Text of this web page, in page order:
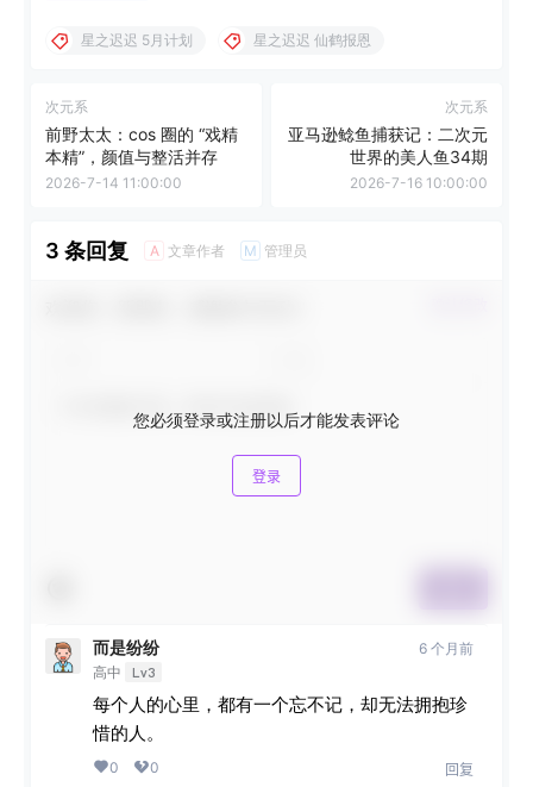
星之迟迟 5月计划 星之迟迟 仙鹤报恩
次元系
前野太太：cos 圈的 “戏精
本精”，颜值与整活并存
2026-7-14 11:00:00
次元系
亚马逊鲶鱼捕获记：二次元
世界的美人鱼34期
2026-7-16 10:00:00
3 条回复 A 文章作者 M 管理员
您必须登录或注册以后才能发表评论
登录
而是纷纷
高中 Lv3
6 个月前
每个人的心里，都有一个忘不记，却无法拥抱珍
惜的人。
0 0 回复